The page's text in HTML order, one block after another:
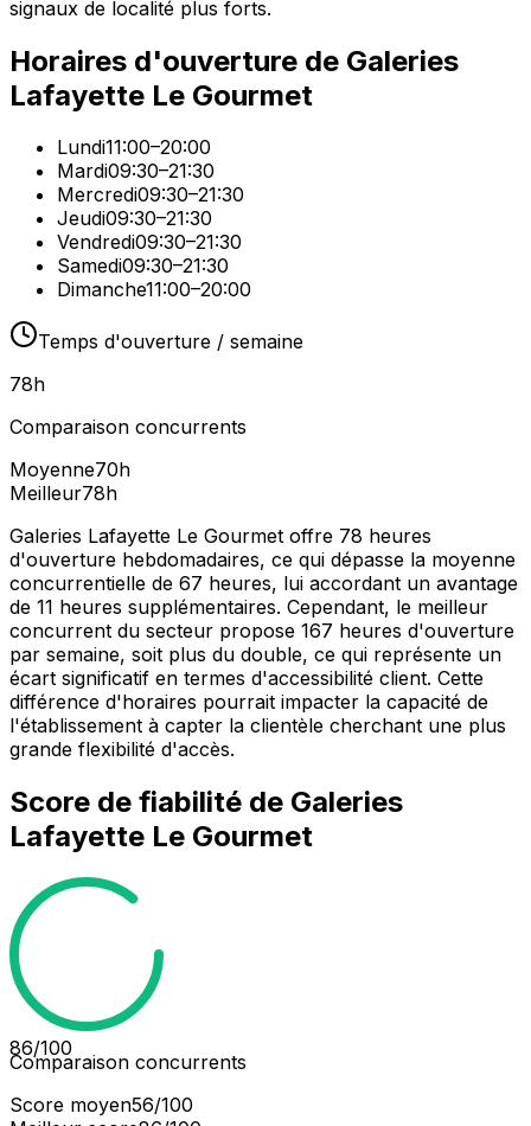
signaux de localité plus forts.
Horaires d'ouverture de Galeries
Lafayette Le Gourmet
Lundi11:00–20:00
Mardi09:30–21:30
Mercredi09:30–21:30
Jeudi09:30–21:30
Vendredi09:30–21:30
Samedi09:30–21:30
Dimanche11:00–20:00
Temps d'ouverture / semaine
78h
Comparaison concurrents
Moyenne70h
Meilleur78h
Galeries Lafayette Le Gourmet offre 78 heures
d'ouverture hebdomadaires, ce qui dépasse la moyenne
concurrentielle de 67 heures, lui accordant un avantage
de 11 heures supplémentaires. Cependant, le meilleur
concurrent du secteur propose 167 heures d'ouverture
par semaine, soit plus du double, ce qui représente un
écart significatif en termes d'accessibilité client. Cette
différence d'horaires pourrait impacter la capacité de
l'établissement à capter la clientèle cherchant une plus
grande flexibilité d'accès.
Score de fiabilité de Galeries
Lafayette Le Gourmet
86/100
Comparaison concurrents
Score moyen56/100